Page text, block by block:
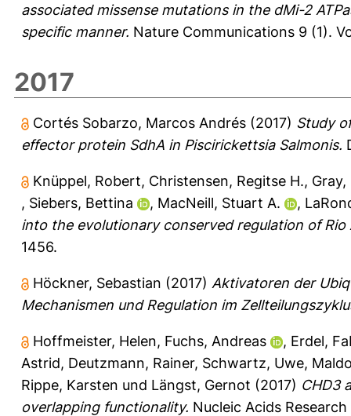
associated missense mutations in the dMi-2
specific manner. Nature Communications 9 (1).
2017
Cortés Sobarzo, Marcos Andrés (2017) Study
effector protein SdhA in Piscirickettsia Salmonis.
Knüppel, Robert, Christensen, Regitse H., Gray,
, Siebers, Bettina , MacNeill, Stuart A. ,
into the evolutionary conserved regulation of Rio
1456.
Höckner, Sebastian (2017) Aktivatoren der
Mechanismen und Regulation im
Hoffmeister, Helen, Fuchs, Andreas , Erdel,
Astrid, Deutzmann, Rainer, Schwartz, Uwe,
Rippe, Karsten und Längst, Gernot (2017) CHD3
overlapping functionality. Nucleic Acids